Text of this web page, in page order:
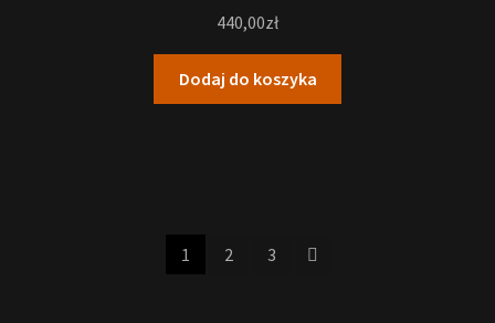
440,00zł
Dodaj do koszyka
1 2 3